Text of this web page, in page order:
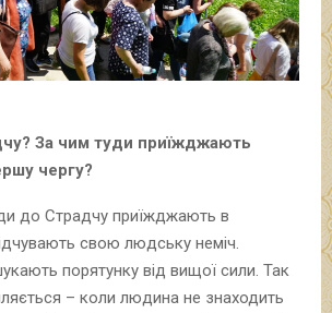
За чим туди приїжджають
чергу?
до Страдчу приїжджають в
свою людську неміч.
порятунку від вищої сили. Так
– коли людина не знаходить